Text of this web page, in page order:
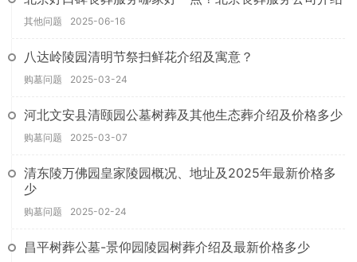
其他问题 2025-06-16
八达岭陵园清明节祭扫鲜花介绍及寓意？
购墓问题 2025-03-24
河北文安县清颐园公墓树葬及其他生态葬介绍及价格多少
购墓问题 2025-03-07
清东陵万佛园皇家陵园概况、地址及2025年最新价格多
少
购墓问题 2025-02-24
昌平树葬公墓-景仰园陵园树葬介绍及最新价格多少